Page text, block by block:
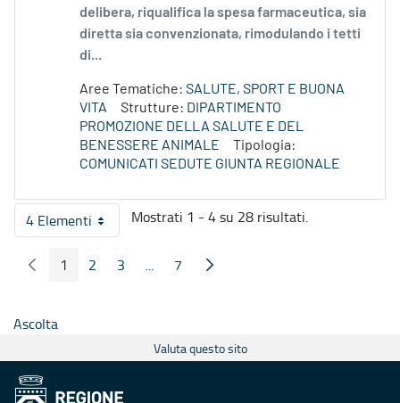
delibera, riqualifica la spesa farmaceutica, sia
diretta sia convenzionata, rimodulando i tetti
di...
Aree Tematiche: SALUTE, SPORT E BUONA
VITA
Strutture: DIPARTIMENTO
PROMOZIONE DELLA SALUTE E DEL
BENESSERE ANIMALE
Tipologia:
COMUNICATI SEDUTE GIUNTA REGIONALE
4 ElementiPer pagina
Mostrati 1 - 4 su 28 risultati.
Pagina Precedente
Pagina
1 Pagina
2 Pagina
3 ...
Pagine intermedie
Pagina
7 Pagina Seguente
Ascolta
Valuta questo sito